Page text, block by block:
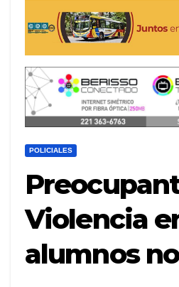
POLICIALES
Violencia
alumnos